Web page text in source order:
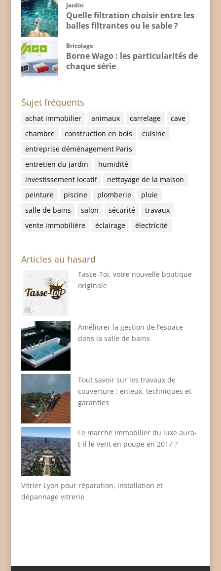
Jardin
Quelle filtration choisir entre les
balles filtrantes ou le sable ?
Bricolage
Borne Wago : les particularités de
chaque série
Sujet fréquents
achat immobilier animaux carrelage
cave
chambre
construction en bois
cuisine
entreprise déménagement Paris
entretien du jardin
humidité
investissement locatif
nettoyage de la maison
peinture
piscine plomberie
pluie
salle de bains
salon sécurité
travaux
vente immobilière
éclairage électricité
Articles au hasard
Tasse-Toi, votre nouvelle boutique
originale
Améliorer la gestion de l’espace
dans la salle de bains
Tout savoir sur les travaux de
couverture : enjeux, techniques et
garanties
Le marché immobilier du luxe aura-
t-il le vent en poupe en 2017 ?
Vitrier Lyon pour réparation, installation et
dépannage vitrerie